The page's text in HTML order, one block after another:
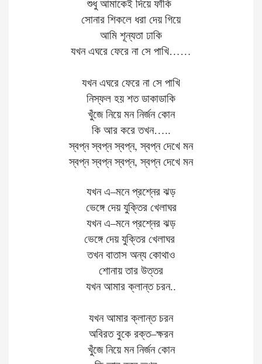
শুধু আমাকেই দিয়ে ফাঁকি
সোনার শিকলে ধরা দেয় গিয়ে
আমি শূন্যতা ঢাকি
যখন এঘরে ফেরে না সে পাখি……
যখন এঘরে ফেরে না সে পাখি
নিস্ফল হয় শত ডাকাডাকি
খুঁজে নিয়ে মন নির্জন কোন
কি আর করে তখন…..
স্বপ্ন স্বপ্ন স্বপ্ন,স্বপ্ন দেখে মন
স্বপ্ন স্বপ্ন স্বপ্ন,স্বপ্ন দেখে মন
যখন এ–মনে প্রশ্নের ঝড়
ভেঙ্গে দেয় যুক্তির খেলাঘর
যখন এ–মনে প্রশ্নের ঝড়
ভেঙ্গে দেয় যুক্তির খেলাঘর
তখন বাতাস অন্য কোথাও
শোনায় তার উত্তর
যখন আমার ক্লান্ত চরন..
যখন আমার ক্লান্ত চরন
অবিরত বুকে রক্ত–ক্ষরন
খুঁজে নিয়ে মন নির্জন কোন